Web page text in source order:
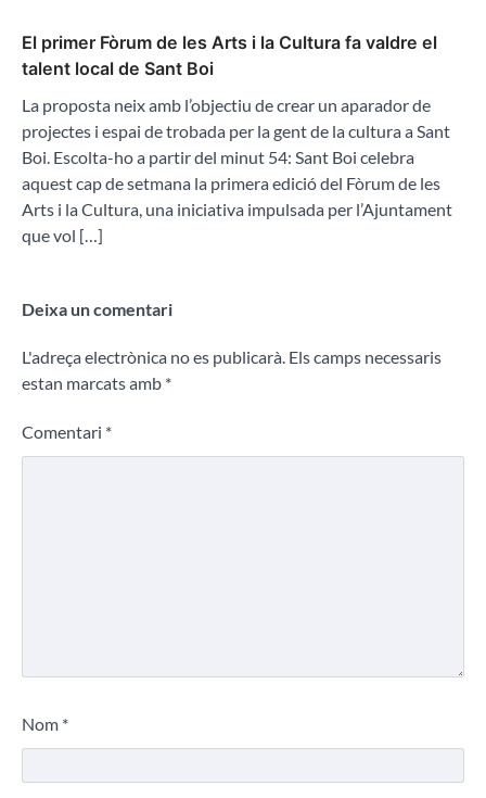
El primer Fòrum de les Arts i la Cultura fa valdre el
talent local de Sant Boi
La proposta neix amb l’objectiu de crear un aparador de
projectes i espai de trobada per la gent de la cultura a Sant
Boi. Escolta-ho a partir del minut 54: Sant Boi celebra
aquest cap de setmana la primera edició del Fòrum de les
Arts i la Cultura, una iniciativa impulsada per l’Ajuntament
que vol […]
Deixa un comentari
L'adreça electrònica no es publicarà. Els camps necessaris
estan marcats amb *
Comentari *
Nom *